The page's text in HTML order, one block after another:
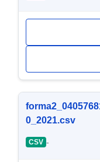
0_2021.csv
CSV -